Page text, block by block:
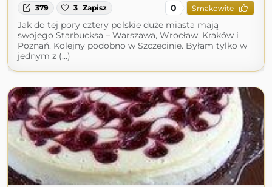
379 3 Zapisz 0 Smakowite
Jak do tej pory cztery polskie duże miasta mają
swojego Starbucksa – Warszawa, Wrocław, Kraków i
Poznań. Kolejny podobno w Szczecinie. Byłam tylko w
jednym z (...)